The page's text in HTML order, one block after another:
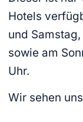
Hotels
und
sowie am
Uhr.
Wir sehen